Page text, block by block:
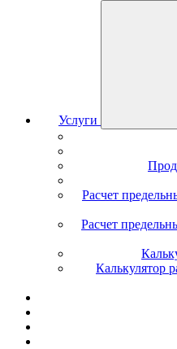
Услуги
Расчет
Расчет
Калькулятор